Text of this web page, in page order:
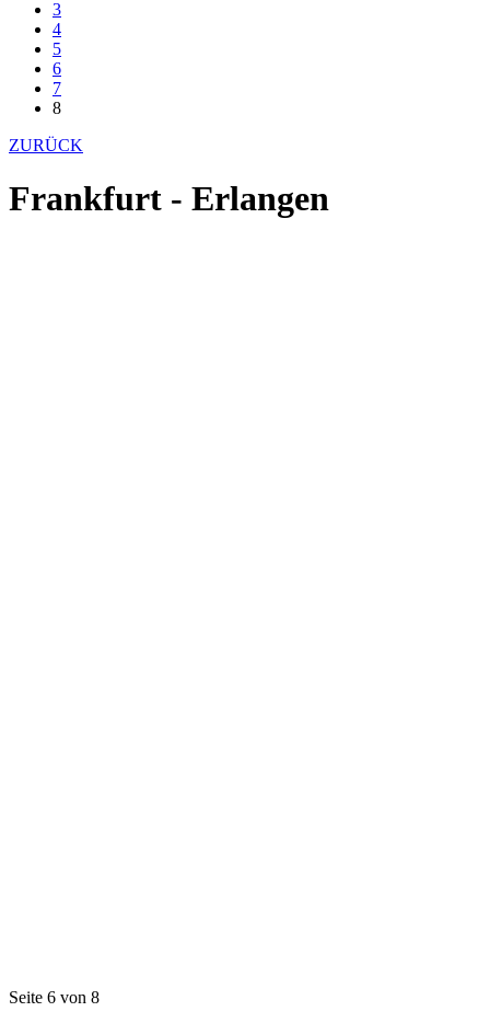
3
4
5
6
7
8
ZURÜCK
Frankfurt - Erlangen
Seite 6 von 8